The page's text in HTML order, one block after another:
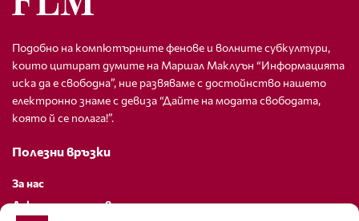
Подобно на компютърните фенове и волните субкултури,
които цитират думите на Маршал Маклуън “Информацията
иска да е свободна”, ние развяваме с достойнство нашето
електронно знаме с девиза “Дайте на модата свободата,
която й се полага!”.
Полезни връзки
За нас
Декларация за поверителност